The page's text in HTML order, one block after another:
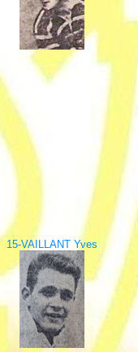
15-VAILLANT Yves